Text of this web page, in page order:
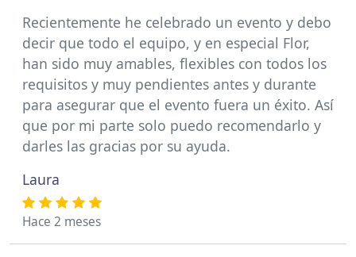
Recientemente he celebrado un evento y debo
decir que todo el equipo, y en especial Flor,
han sido muy amables, flexibles con todos los
requisitos y muy pendientes antes y durante
para asegurar que el evento fuera un éxito. Así
que por mi parte solo puedo recomendarlo y
darles las gracias por su ayuda.
Laura
Hace 2 meses